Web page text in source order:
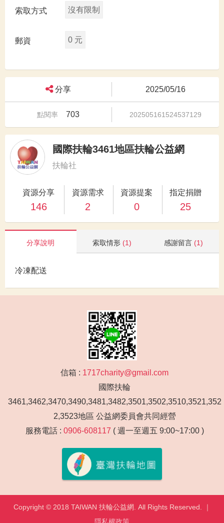
索取方式 沒有限制
郵資 0 元
分享 2025/05/16
點閱率 703 202505161524537129
國際扶輪3461地區扶輪公益網
扶輪社
資源分享
146
資源需求
2
資源提案
0
指定捐贈
25
分享說明 索取情形 (1) 感謝留言 (1)
冷凍配送
信箱 : 1717charity@gmail.com
國際扶輪
3461,3462,3470,3490,3481,3482,3501,3502,3510,3521,352
2,3523地區 公益網委員會共同經營
服務電話 : 0906-608117 ( 週一至週五 9:00~17:00 )
Copyright © 2018 TAIWAN 扶輪公益網. All Rights Reserved. ｜
隱私權政策